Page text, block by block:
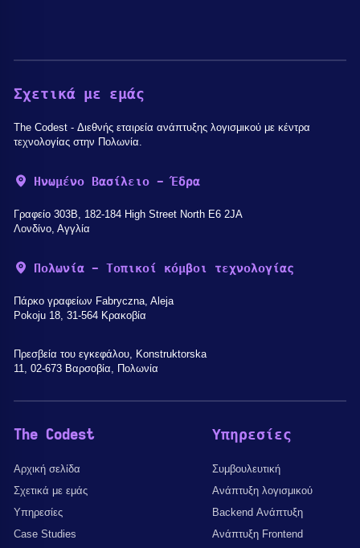
Σχετικά με εμάς
The Codest - Διεθνής εταιρεία ανάπτυξης λογισμικού με κέντρα
τεχνολογίας στην Πολωνία.
Ηνωμένο Βασίλειο - Έδρα
Γραφείο 303B, 182-184 High Street North E6 2JA
Λονδίνο, Αγγλία
Πολωνία - Τοπικοί κόμβοι τεχνολογίας
Πάρκο γραφείων Fabryczna, Aleja
Pokoju 18, 31-564 Κρακοβία
Πρεσβεία του εγκεφάλου, Konstruktorska
11, 02-673 Βαρσοβία, Πολωνία
The Codest
Αρχική σελίδα
Σχετικά με εμάς
Υπηρεσίες
Case Studies
Υπηρεσίες
Συμβουλευτική
Ανάπτυξη λογισμικού
Backend Ανάπτυξη
Ανάπτυξη Frontend